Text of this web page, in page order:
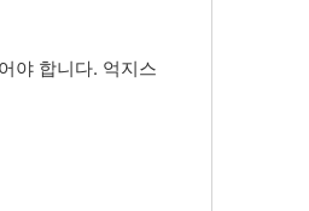
야 합니다. 억지스